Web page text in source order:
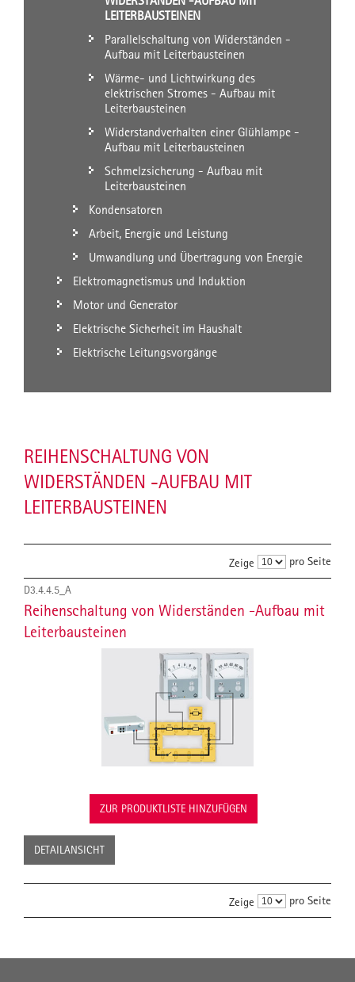
LEITERBAUSTEINEN
Parallelschaltung von Widerständen -
Aufbau mit Leiterbausteinen
Wärme- und Lichtwirkung des
elektrischen Stromes - Aufbau mit
Leiterbausteinen
Widerstandverhalten einer Glühlampe -
Aufbau mit Leiterbausteinen
Schmelzsicherung - Aufbau mit
Leiterbausteinen
Kondensatoren
Arbeit, Energie und Leistung
Umwandlung und Übertragung von Energie
Elektromagnetismus und Induktion
Motor und Generator
Elektrische Sicherheit im Haushalt
Elektrische Leitungsvorgänge
REIHENSCHALTUNG VON
WIDERSTÄNDEN -AUFBAU MIT
LEITERBAUSTEINEN
Zeige pro Seite
D3.4.4.5_A
Reihenschaltung von Widerständen -Aufbau mit
Leiterbausteinen
ZUR PRODUKTLISTE HINZUFÜGEN
DETAILANSICHT
Zeige pro Seite